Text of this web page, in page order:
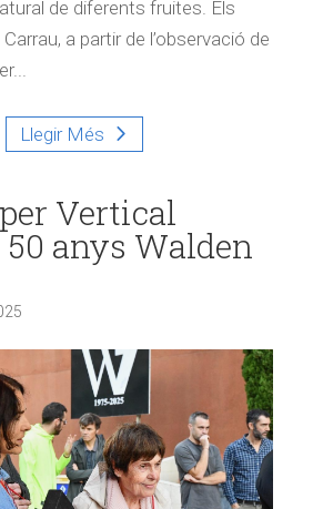
de diferents fruites. Els
a partir de l’observació de
Llegir Més
Vertical
anys Walden